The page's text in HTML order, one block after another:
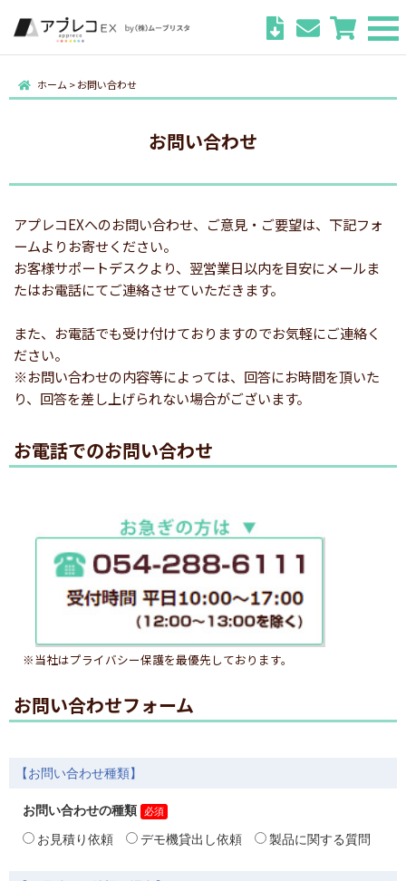
ホーム >お問い合わせ
お問い合わせ
アプレコEXへのお問い合わせ、ご意見・ご要望は、下記フォ
ームよりお寄せください。
お客様サポートデスクより、翌営業日以内を目安にメールま
たはお電話にてご連絡させていただきます。
また、お電話でも受け付けておりますのでお気軽にご連絡く
ださい。
※お問い合わせの内容等によっては、回答にお時間を頂いた
り、回答を差し上げられない場合がございます。
お電話でのお問い合わせ
※当社はプライバシー保護を最優先しております。
お問い合わせフォーム